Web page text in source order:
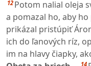
12 Potom nalial oleja
a pomazal ho, aby ho
prikázal pristúpiť
ich do ľanových ríz,
im na hlavy čiapky,
14